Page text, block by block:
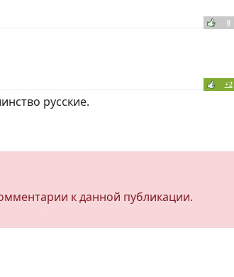
0
+2
русские.
к данной публикации.